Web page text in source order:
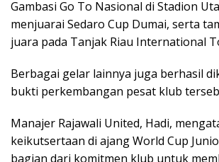
Gambasi Go To Nasional di Stadion
menjuarai Sedaro Cup Dumai, serta
juara pada Tanjak Riau International
Berbagai gelar lainnya juga berhasil
bukti perkembangan pesat klub
Manajer Rajawali United, Hadi,
keikutsertaan di ajang World Cup
bagian dari komitmen klub untuk